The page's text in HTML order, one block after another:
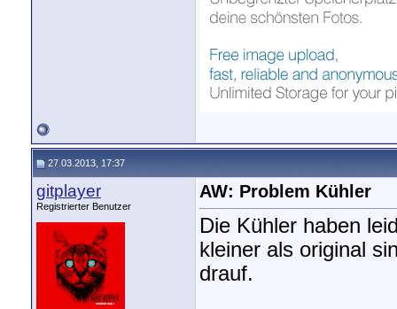
27.03.2013, 17:37
gitplayer
Registrierter Benutzer
AW: Problem Kühler
Die Kühler haben
kleiner als original
drauf.